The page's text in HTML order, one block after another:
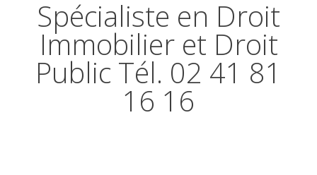
Spécialiste en Droit
Immobilier et Droit
Public Tél. 02 41 81
16 16